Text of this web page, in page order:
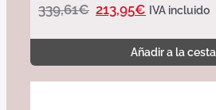
339,61€ 213,95€ IVA incluido
Añadir a la cesta